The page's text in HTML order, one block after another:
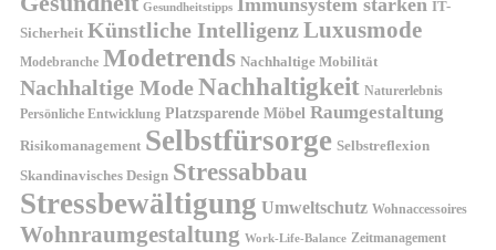
Gesundheitstipps Immunsystem stärken IT-
Sicherheit Künstliche IntelligenzLuxusmode
Modebranche Modetrends Nachhaltige Mobilität
Nachhaltige ModeNachhaltigkeit Naturerlebnis
Persönliche Entwicklung Platzsparende Möbel Raumgestaltung
Risikomanagement Selbstfürsorge Selbstreflexion
Skandinavisches Design Stressabbau
Stressbewältigung Umweltschutz Wohnaccessoires
Wohnraumgestaltung Work-Life-Balance Zeitmanagement